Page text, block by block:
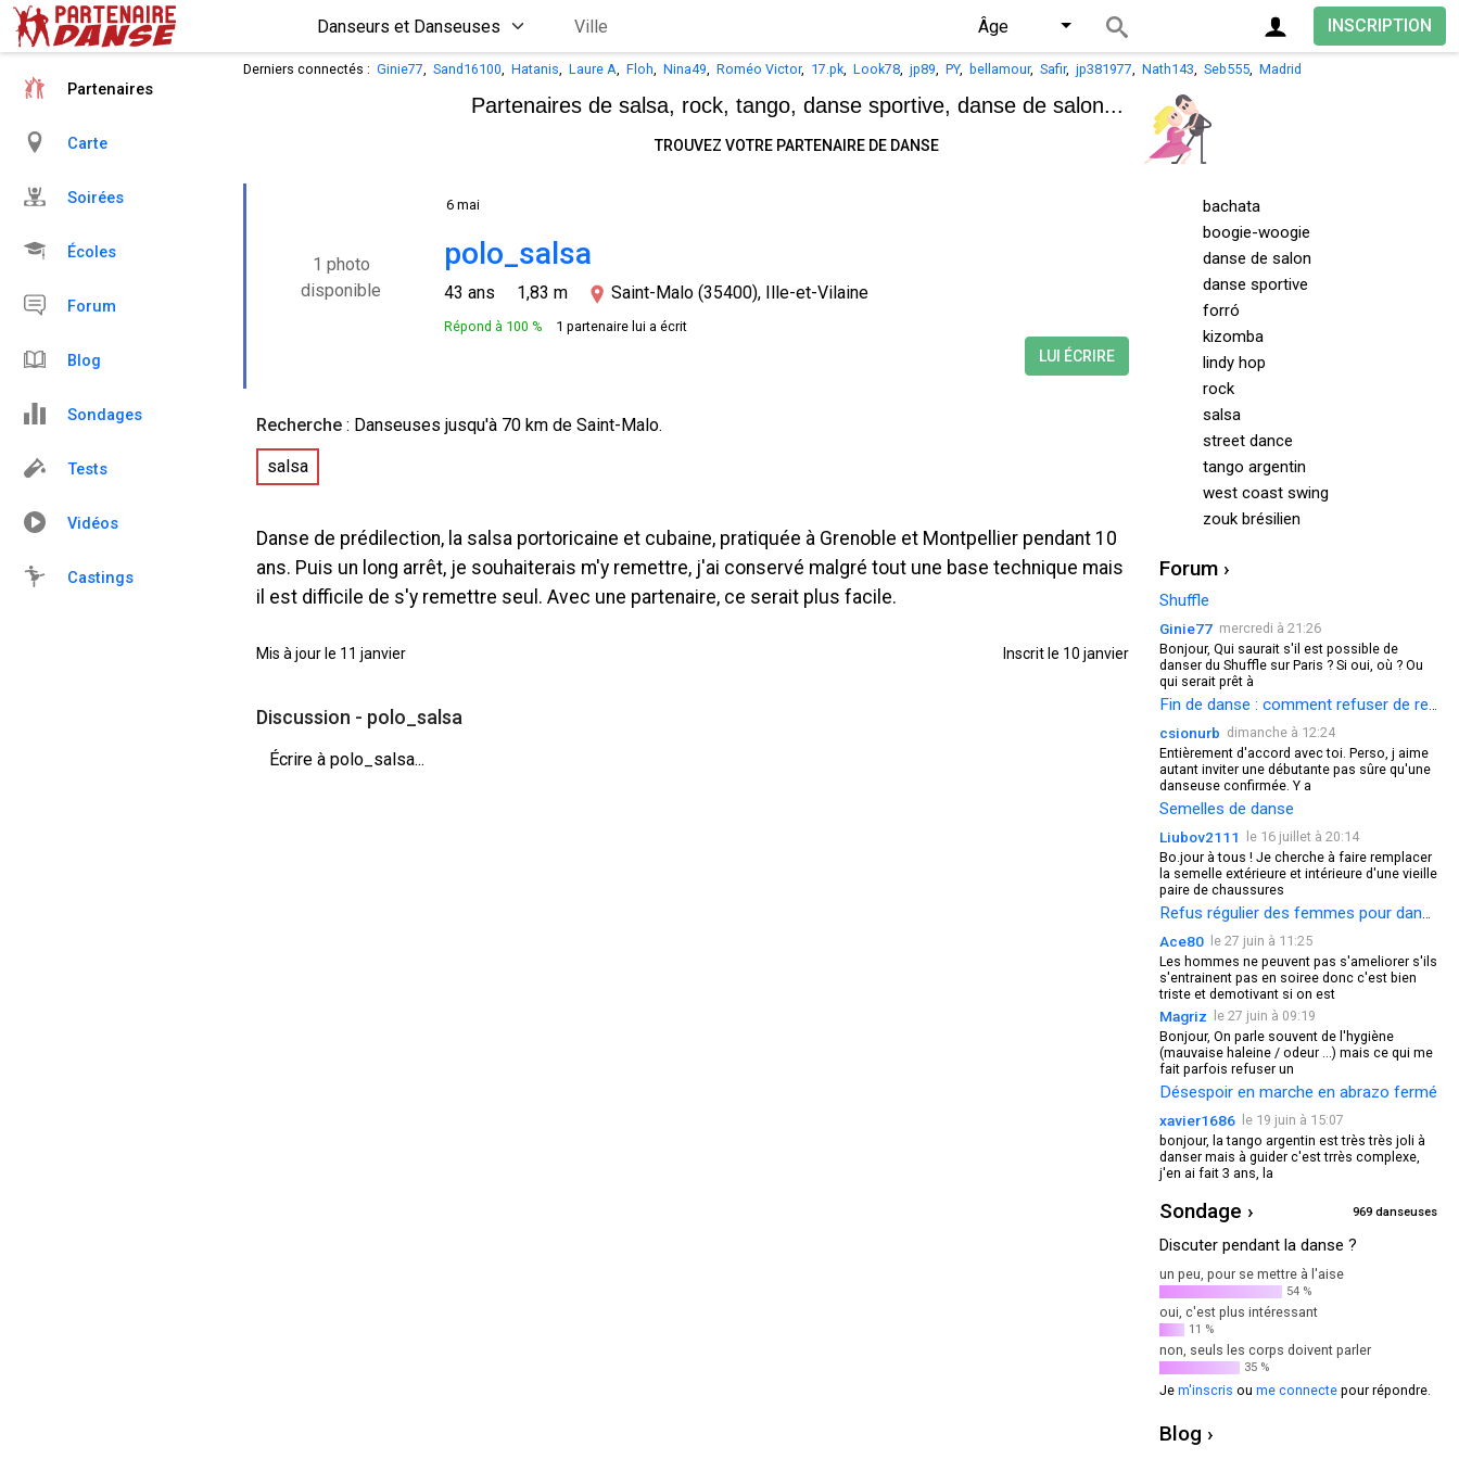
INSCRIPTION
Âge
Derniers connectés : Ginie77, Sand16100, Hatanis, Laure A, Floh, Nina49, Roméo Victor, 17.pk, Look78, jp89, PY, bellamour, Safir, jp381977, Nath143, Seb555, Madrid
Partenaires de salsa, rock, tango, danse sportive, danse de salon...
TROUVEZ VOTRE PARTENAIRE DE DANSE
Partenaires
Carte
Soirées
Écoles
Forum
Blog
Sondages
Tests
Vidéos
Castings
6 mai
1 photo
disponible
polo_salsa
43 ans 1,83 m Saint-Malo (35400), Ille-et-Vilaine
Répond à 100 % 1 partenaire lui a écrit
LUI ÉCRIRE
Recherche : Danseuses jusqu'à 70 km de Saint-Malo.
salsa
Danse de prédilection, la salsa portoricaine et cubaine, pratiquée à Grenoble et Montpellier pendant 10
ans. Puis un long arrêt, je souhaiterais m'y remettre, j'ai conservé malgré tout une base technique mais
il est difficile de s'y remettre seul. Avec une partenaire, ce serait plus facile.
Mis à jour le 11 janvier Inscrit le 10 janvier
Discussion - polo_salsa
Écrire à polo_salsa...
bachata
boogie-woogie
danse de salon
danse sportive
forró
kizomba
lindy hop
rock
salsa
street dance
tango argentin
west coast swing
zouk brésilien
Forum ›
Shuffle
Ginie77 mercredi à 21:26
Bonjour, Qui saurait s'il est possible de
danser du Shuffle sur Paris ? Si oui, où ? Ou
qui serait prêt à
Fin de danse : comment refuser de redanser ?
csionurb dimanche à 12:24
Entièrement d'accord avec toi. Perso, j aime
autant inviter une débutante pas sûre qu'une
danseuse confirmée. Y a
Semelles de danse
Liubov2111
le 16 juillet à 20:14
Bo.jour à tous ! Je cherche à faire remplacer
la semelle extérieure et intérieure d'une vieille
paire de chaussures
Refus régulier des femmes pour danser
Ace80
le 27 juin à 11:25
Les hommes ne peuvent pas s'ameliorer s'ils
s'entrainent pas en soiree donc c'est bien
triste et demotivant si on est
Magriz
le 27 juin à 09:19
Bonjour, On parle souvent de l'hygiène
(mauvaise haleine / odeur ...) mais ce qui me
fait parfois refuser un
Désespoir en marche en abrazo fermé
xavier1686
le 19 juin à 15:07
bonjour, la tango argentin est très très joli à
danser mais à guider c'est trrès complexe,
j'en ai fait 3 ans, la
969 danseuses
Sondage ›
Discuter pendant la danse ?
un peu, pour se mettre à l'aise
54 %
oui, c'est plus intéressant
11 %
non, seuls les corps doivent parler
35 %
Je m'inscris ou me connecte pour répondre.
Blog ›